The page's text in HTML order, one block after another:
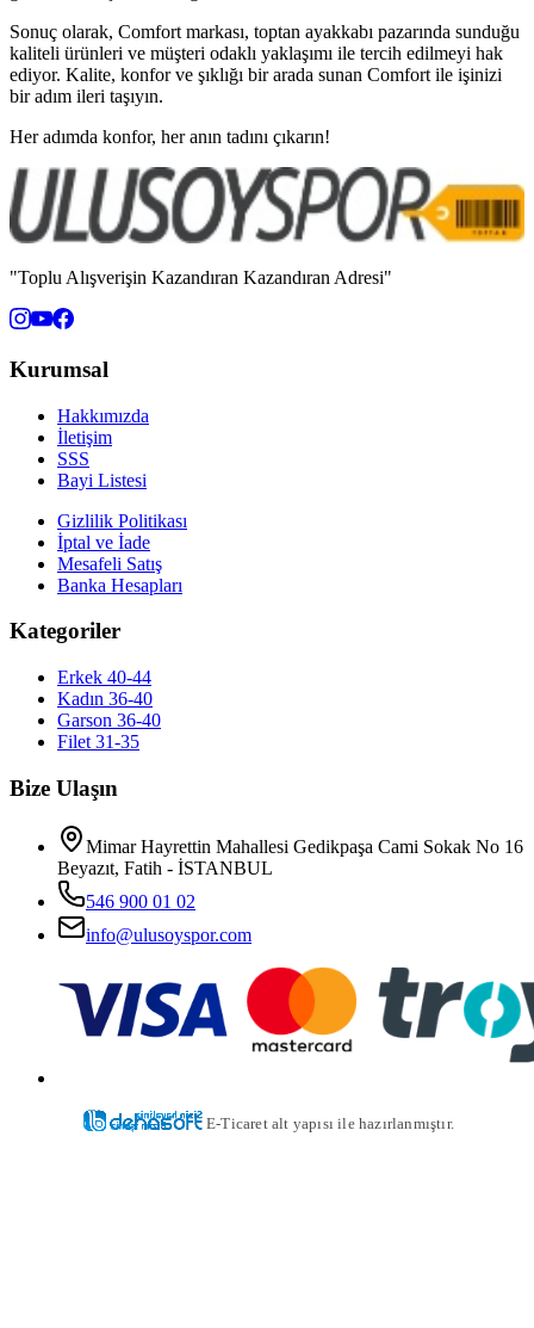
Sonuç olarak, Comfort markası, toptan ayakkabı pazarında sunduğu
kaliteli ürünleri ve müşteri odaklı yaklaşımı ile tercih edilmeyi hak
ediyor. Kalite, konfor ve şıklığı bir arada sunan Comfort ile işinizi
bir adım ileri taşıyın.
Her adımda konfor, her anın tadını çıkarın!
"Toplu Alışverişin Kazandıran Kazandıran Adresi"
Kurumsal
Hakkımızda
İletişim
SSS
Bayi Listesi
Gizlilik Politikası
İptal ve İade
Mesafeli Satış
Banka Hesapları
Kategoriler
Erkek 40-44
Kadın 36-40
Garson 36-40
Filet 31-35
Bize Ulaşın
Mimar Hayrettin Mahallesi Gedikpaşa Cami Sokak No 16
Beyazıt, Fatih - İSTANBUL
546 900 01 02
info@ulusoyspor.com
E-Ticaret alt yapısı ile hazırlanmıştır.